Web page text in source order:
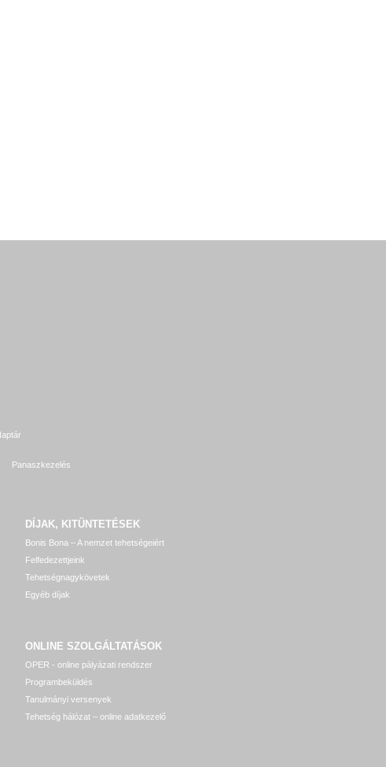
Panaszkezelés
DÍJAK, KITÜNTETÉSEK
Bonis Bona – A nemzet tehetségeiért
Felfedezettjeink
Tehetségnagykövetek
Egyéb díjak
ONLINE SZOLGÁLTATÁSOK
OPER - online pályázati rendszer
Programbeküldés
Tanulmányi versenyek
Tehetség hálózat – online adatkezelő